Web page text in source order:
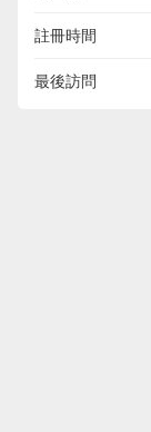
註冊時間
最後訪問